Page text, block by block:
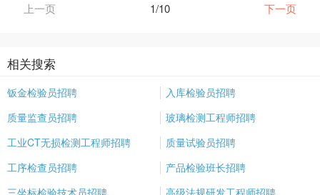
上一页 1/10 下一页
相关搜索
钣金检验员招聘
入库检验员招聘
质量监查员招聘
玻璃检测工程师招聘
工业CT无损检测工程师招聘
质量试验员招聘
工序检查员招聘
产品检验班长招聘
三坐标检验技术员招聘
高级法规研发工程师招聘